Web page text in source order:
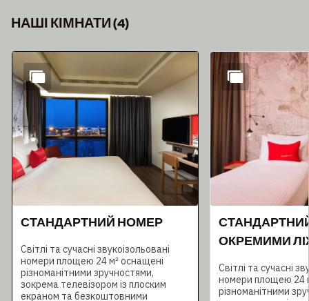
НАШІ КІМНАТИ(4)
Слайд 1 з 4
СТАНДАРТНИЙ НОМЕР
Світлі та сучасні звукоізольовані
номери площею 24 м² оснащені
різноманітними зручностями,
зокрема телевізором із плоским
екраном та безкоштовними
ОКРЕМИМИ
Світлі та сучасні
номери площею 24
різноманітними